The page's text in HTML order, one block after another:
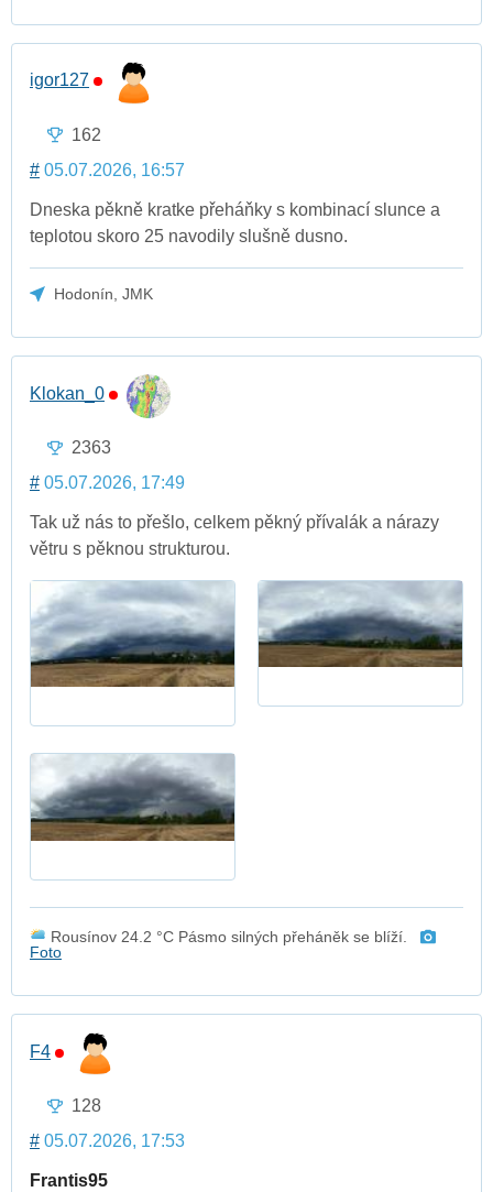
igor127
162
# 05.07.2026, 16:57
Dneska pěkně kratke přeháňky s kombinací slunce a
teplotou skoro 25 navodily slušně dusno.
Hodonín, JMK
Klokan_0
2363
# 05.07.2026, 17:49
Tak už nás to přešlo, celkem pěkný přívalák a nárazy
větru s pěknou strukturou.
Rousínov 24.2 °C Pásmo silných přeháněk se blíží.
Foto
F4
128
# 05.07.2026, 17:53
Frantis95